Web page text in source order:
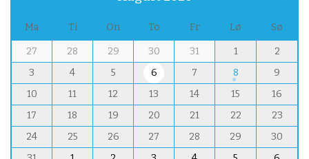
o
h
Ma Ti On To Fr Lø Sø
27 28 29 30 31 1
2
3
4 5 6 7 8
9
10
11 12 13 14 15
16
17
18 19 20 21 22
23
24
25 26 27 28 29
30